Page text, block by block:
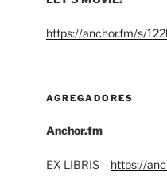
https://anchor.fm/s/
AGREGADORES
Anchor.fm
EX LIBRIS – https://